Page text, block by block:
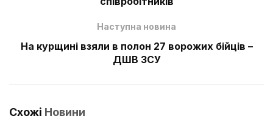
Наступна новина
На курщині взяли в полон 27 ворожих бійців –
ДШВ ЗСУ
Схожі Новини